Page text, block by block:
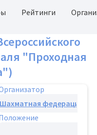
Рейтинги
"Проходная